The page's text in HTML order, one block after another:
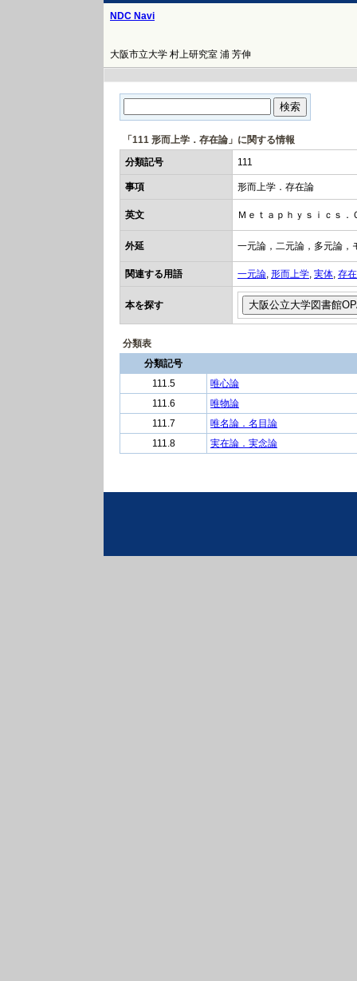
NDC Navi
大阪市立大学 村上研究室 浦 芳伸
「111 形而上学．存在論」に関する情報
分類記号
111
事項 形而上学．存在論
英文 Ｍｅｔａｐｈｙｓｉｃｓ．
外延 一元論，二元論，多元論，
関連する用語 一元論, 形而上学, 実体, 存
本を探す
分類表
分類記号
111.5
唯心論
111.6
唯物論
111.7
唯名論．名目論
111.8
実在論．実念論